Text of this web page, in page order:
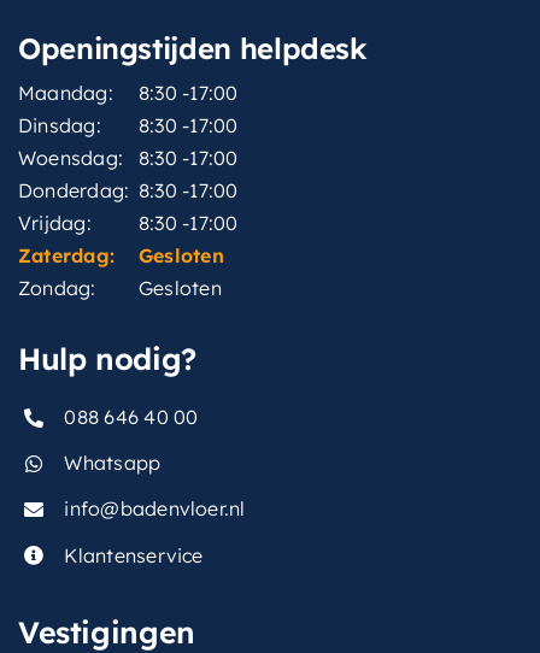
Openingstijden helpdesk
Maandag:
8:30 -17:00
Dinsdag:
8:30 -17:00
Woensdag:
8:30 -17:00
Donderdag: 8:30 -17:00
Vrijdag:
8:30 -17:00
Zaterdag:
Gesloten
Zondag:
Gesloten
Hulp nodig?
088 646 40 00
Whatsapp
info@badenvloer.nl
Klantenservice
Vestigingen